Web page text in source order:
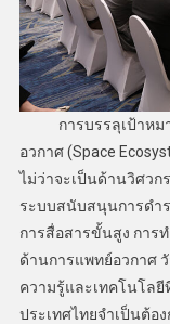
การบรรลุเป้าหมาย
อวกาศ (Space
ไม่ว่าจะเป็นด้านวิศวก
ระบบสนับสนุนการดำ
การสื่อสารขั้นสูง การ
ด้านการแพทย์อวกาศ
ความรู้และเทคโนโล
ประเทศไทยจำเป็นต้อ